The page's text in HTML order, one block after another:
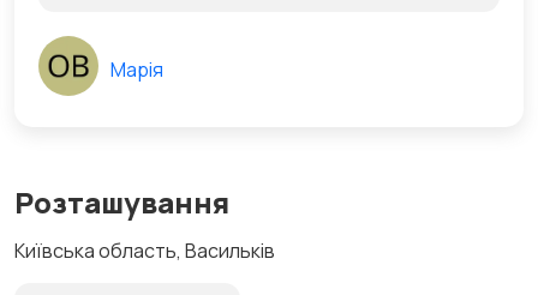
Розташування
Київська область, Васильків
Марія